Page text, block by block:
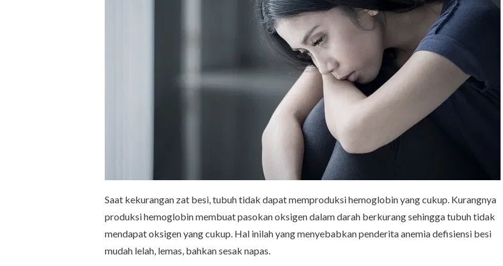
Saat kekurangan zat besi, tubuh tidak dapat memproduksi hemoglobin yang cukup. Kurangnya
produksi hemoglobin membuat pasokan oksigen dalam darah berkurang sehingga tubuh tidak
mendapat oksigen yang cukup. Hal inilah yang menyebabkan penderita anemia defisiensi besi
mudah lelah, lemas, bahkan sesak napas.